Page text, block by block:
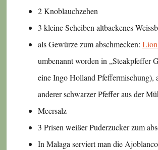
2 Knoblauchzehen
3 kleine Scheiben altbackenes
als Gewürze zum abschmecken:
umbenannt worden in „Steakpfeffer
eine Ingo Holland Pfeffermischung),
anderer schwarzer Pfeffer aus der
Meersalz
3 Prisen weißer Puderzucker zum
In Malaga serviert man die